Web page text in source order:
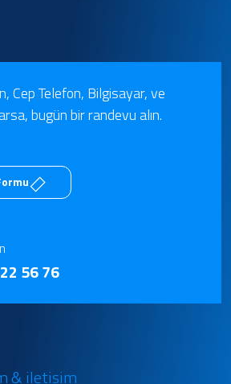
Cep Telefon, Bilgisayar, ve
bugün bir randevu alın.
56 76